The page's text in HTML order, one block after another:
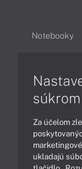
Notebooky
Za účelom
ukladajú